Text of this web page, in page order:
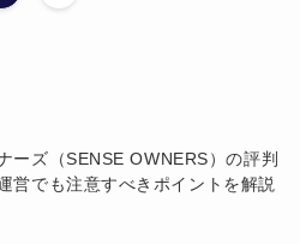
ーズ（SENSE OWNERS）の評判
営でも注意すべきポイントを解説